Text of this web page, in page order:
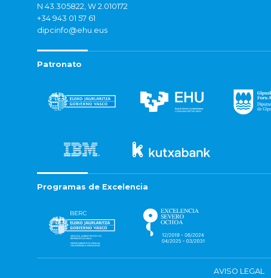
N 43.305822, W 2.010172
+34 943 01 57 61
dipcinfo@ehu.eus
Patronato
Programas de Excelencia
AVISO LEGAL